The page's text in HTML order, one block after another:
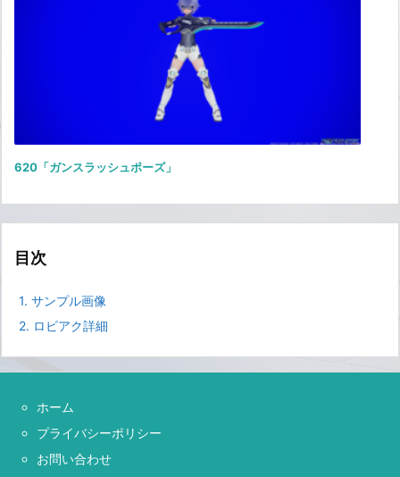
620「ガンスラッシュポーズ」
目次
1. サンプル画像
2. ロビアク詳細
ホーム
プライバシーポリシー
お問い合わせ